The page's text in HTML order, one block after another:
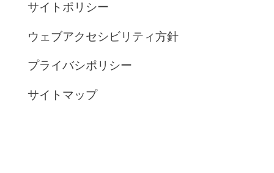
サイトポリシー
ウェブアクセシビリティ方針
プライバシポリシー
サイトマップ